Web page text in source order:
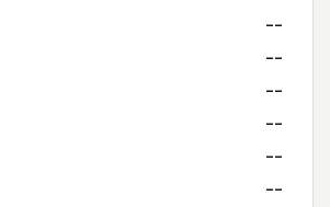
--
--
--
--
--
--